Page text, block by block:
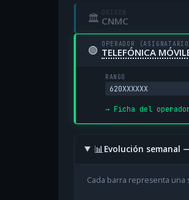
🏛 ORIGEN
CNMC
🟢 OPERADOR
TELEFÓNICA
RANGO
620XXXXXX
→ Ficha del
📊Evolución semanal
Cada barra representa una